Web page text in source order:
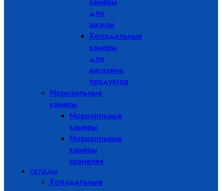
для
школы
Холодильные
камеры
для
магазина
продуктов
Морозильные
камеры
Морозильные
камеры
Морозильные
камеры
хранения
СКЛАДЫ
Холодильные